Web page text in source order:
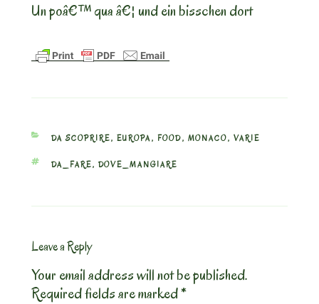
Un poâ€™ qua â€¦ und ein bisschen dort
CATEGORIES
DA SCOPRIRE, EUROPA, FOOD, MONACO, VARIE
TAGS
DA_FARE, DOVE_MANGIARE
Leave a Reply
Your email address will not be published.
Required fields are marked*